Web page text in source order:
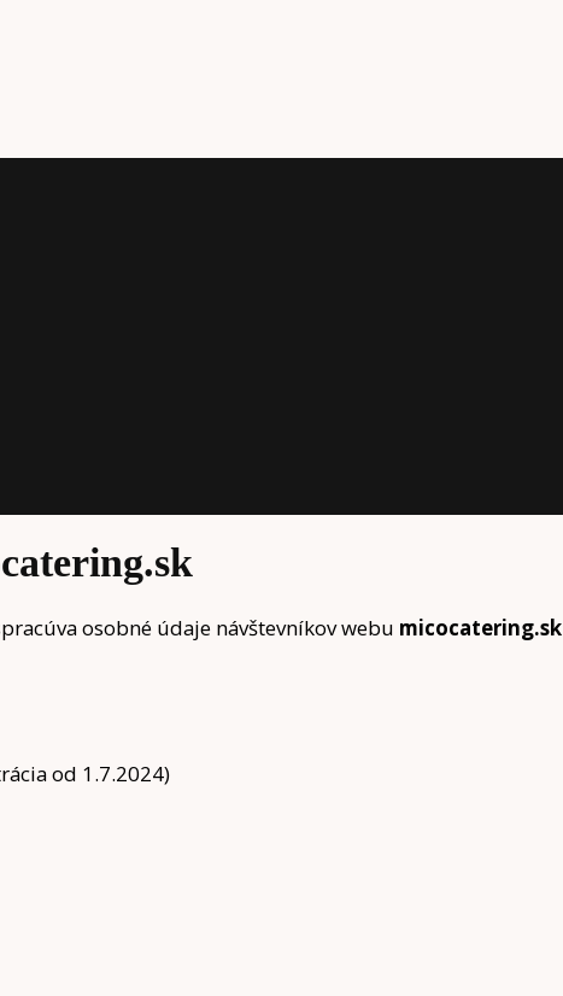
osobné údaje návštevníkov webu micocatering.sk
od 1.7.2024)